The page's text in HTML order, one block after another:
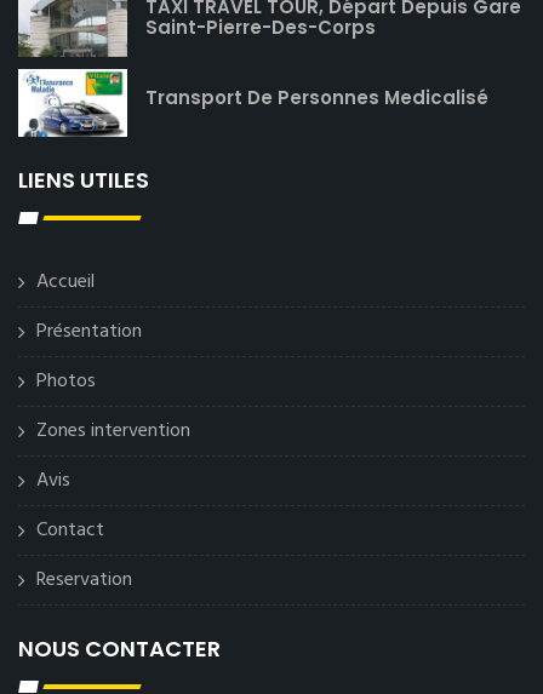
TAXI TRAVEL TOUR, Départ Depuis Gare
Saint-Pierre-Des-Corps
Transport De Personnes Medicalisé
LIENS UTILES
Accueil
Présentation
Photos
Zones intervention
Avis
Contact
Reservation
NOUS CONTACTER